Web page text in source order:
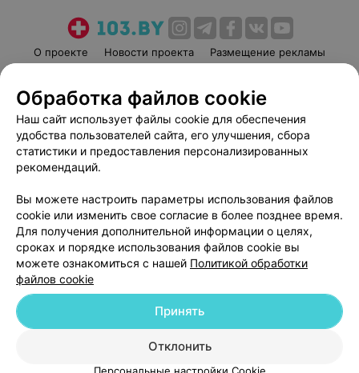
О проекте Новости проекта
Размещение рекламы
Пользовательское соглашение
Способы оплаты
Вакансии
Партнеры
Написать руководителю 103.by
Обработка персональных данных
© 2026 ООО «Артокс Лаб», УНП 191700409
| 220012, Республика Беларусь,
Служба поддержки +375 291212755
Обработка файлов cookie
Наш сайт использует файлы cookie для обеспечения
удобства пользователей сайта, его улучшения, сбора
статистики и предоставления персонализированных
рекомендаций.
Вы можете настроить параметры использования файлов
cookie или изменить свое согласие в более позднее время.
Для получения дополнительной информации о целях,
сроках и порядке использования файлов cookie вы
можете ознакомиться с нашей Политикой обработки
файлов cookie
Отклонить
Принять